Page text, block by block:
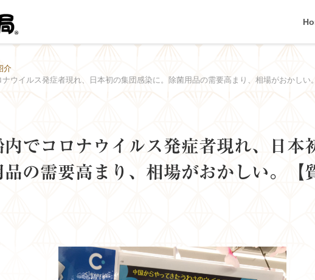
介
ウイルス発症者現れ、日本初の集団感染に。除菌用品の需要高まり、相場がおかしい
内でコロナウイルス発症者現れ、日本
品の需要高まり、相場がおかしい。【